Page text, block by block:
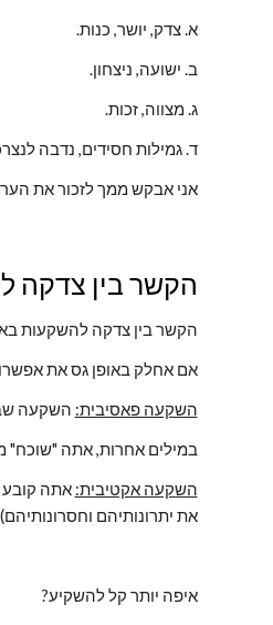
א. צדק, יושר, כנות.
ב. ישועה, ניצחון.
ג. מצווה, זכות.
ד. גמילות חסידים, נדבה
אני אבקש ממך לזכור את
הקשר בין צדקה
הקשר בין צדקה להשקעות בא
אם אחלק באופן גס את
השקעה פאסיבית: השקעה
במילים אחרות, אתה
השקעה אקטיבית: אתה
את יתרונותיהם
איפה יותר קל להשקיע?